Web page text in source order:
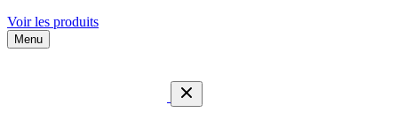
Voir les produits
Menu